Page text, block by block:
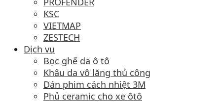
KSC
VIETMAP
ZESTECH
Dịch vụ
Bọc ghế da ô tô
Khâu da vô lăng thủ công
Dán phim cách nhiệt 3M
Phủ ceramic cho xe ôtô